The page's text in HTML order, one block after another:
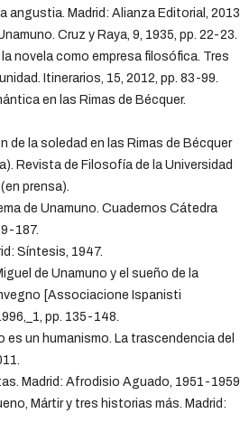
angustia. Madrid: Alianza Editorial, 2013.
Cruz y Raya, 9, 1935, pp. 22-23.
novela como empresa filosófica. Tres
Itinerarios, 15, 2012, pp. 83-99.
en las Rimas de Bécquer.
de la soledad en las Rimas de Bécquer
Revista de Filosofía de la Universidad
prensa).
de Unamuno. Cuadernos Cátedra
187.
Síntesis, 1947.
de Unamuno y el sueño de la
[Associacione Ispanisti
pp. 135-148.
un humanismo. La trascendencia del
Madrid: Afrodisio Aguado, 1951-1959.
Mártir y tres historias más. Madrid: